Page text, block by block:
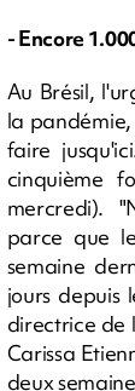
- Encore
Au Brésil,
la
faire
cinquième
mercredi).
parce que
semaine
jours depuis
directrice de
Carissa
deux